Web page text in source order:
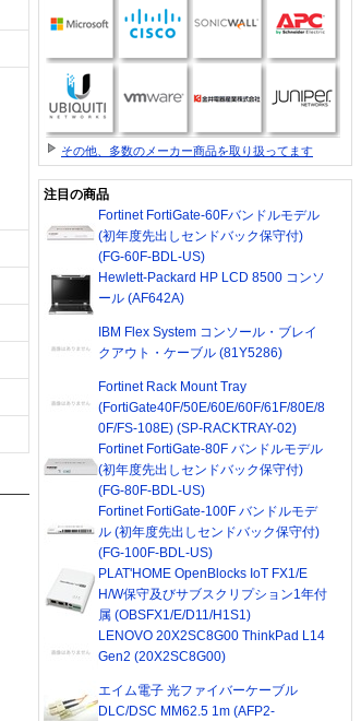
その他、多数のメーカー商品を取り扱ってます
注目の商品
Fortinet FortiGate-60Fバンドルモデル
(初年度先出しセンドバック保守付)
(FG-60F-BDL-US)
Hewlett-Packard HP LCD 8500 コンソ
ール (AF642A)
IBM Flex System コンソール・ブレイ
クアウト・ケーブル (81Y5286)
Fortinet Rack Mount Tray
(FortiGate40F/50E/60E/60F/61F/80E/8
0F/FS-108E) (SP-RACKTRAY-02)
Fortinet FortiGate-80F バンドルモデル
(初年度先出しセンドバック保守付)
(FG-80F-BDL-US)
Fortinet FortiGate-100F バンドルモデ
ル (初年度先出しセンドバック保守付)
(FG-100F-BDL-US)
PLAT'HOME OpenBlocks IoT FX1/E
H/W保守及びサブスクリプション1年付
属 (OBSFX1/E/D11/H1S1)
LENOVO 20X2SC8G00 ThinkPad L14
Gen2 (20X2SC8G00)
エイム電子 光ファイバーケーブル
DLC/DSC MM62.5 1m (AFP2-